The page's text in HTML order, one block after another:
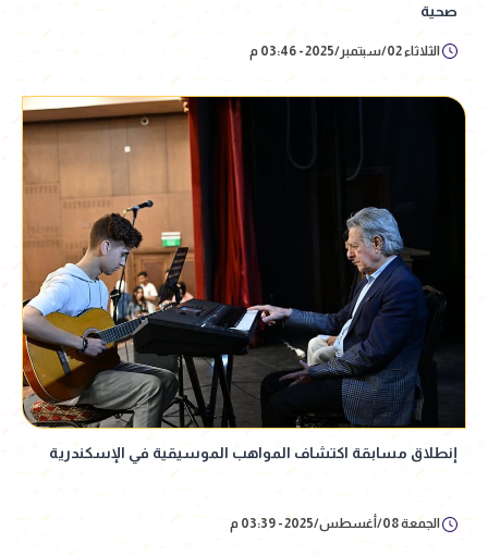
صحية
الثلاثاء 02/سبتمبر/2025 - 03:46 م
إنطلاق مسابقة اكتشاف المواهب الموسيقية في الإسكندرية
الجمعة 08/أغسطس/2025 - 03:39 م